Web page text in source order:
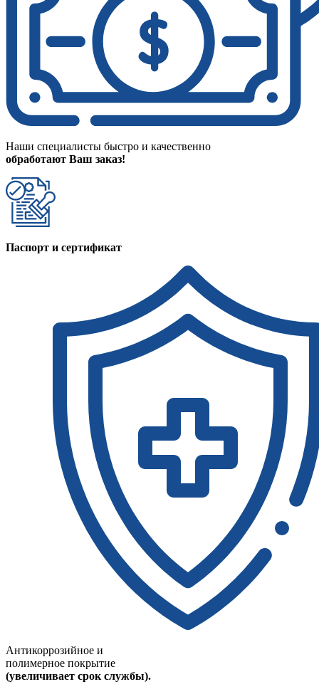
Наши специалисты быстро и качественно
обработают Ваш заказ!
Паспорт и сертификат
Антикоррозийное и
полимерное покрытие
(увеличивает срок службы).